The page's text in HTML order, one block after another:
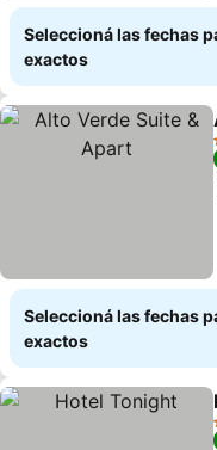
Seleccioná las fechas
exactos
Seleccioná las fechas
exactos